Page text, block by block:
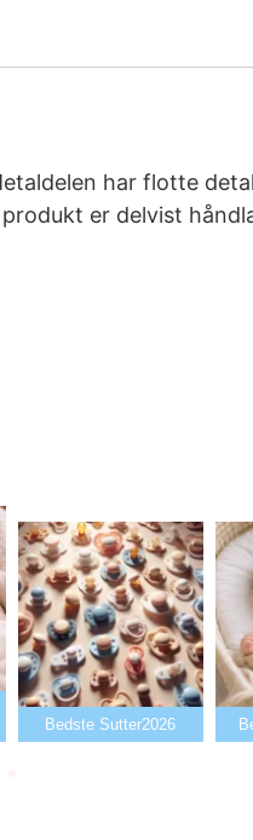
har flotte
er delvist
Bedste Sutter2026